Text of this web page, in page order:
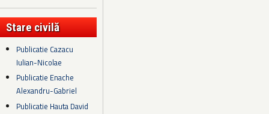
Stare civilă
Publicatie Cazacu
Iulian-Nicolae
Publicatie Enache
Alexandru-Gabriel
Publicatie Hauta David